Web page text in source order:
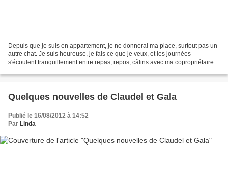
Depuis que je suis en appartement, je ne donnerai ma place, surtout pas un
autre chat. Je suis heureuse, je fais ce que je veux, et les journées
s'écoulent tranquillement entre repas, repos, câlins avec ma copropriétaire
Quelques nouvelles de Claudel et Gala
Publié le 16/08/2012 à 14:52
Par Linda